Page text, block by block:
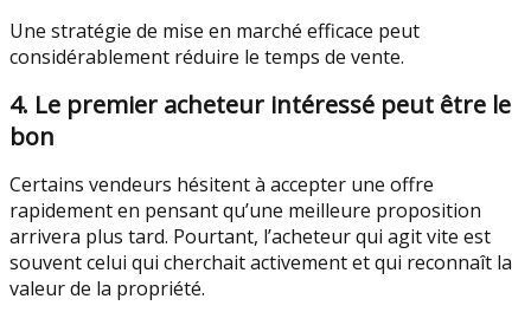
Une stratégie de mise en marché efficace peut
considérablement réduire le temps de vente.
4. Le premier acheteur intéressé peut être le
bon
Certains vendeurs hésitent à accepter une offre
rapidement en pensant qu’une meilleure proposition
arrivera plus tard. Pourtant, l’acheteur qui agit vite est
souvent celui qui cherchait activement et qui reconnaît la
valeur de la propriété.